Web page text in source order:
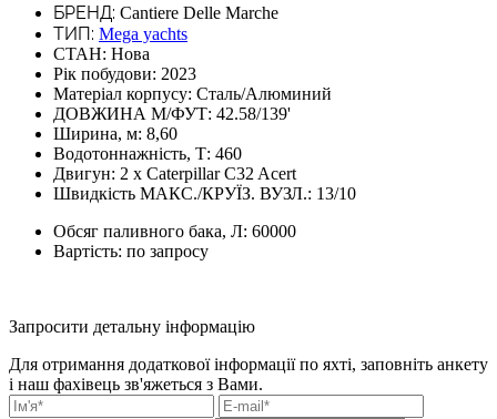
БРЕНД: Cantiere Delle Marche
ТИП: Mega yachts
СТАН: Нова
Рік побудови: 2023
Матеріал корпусу: Сталь/Алюминий
ДОВЖИНА М/ФУТ: 42.58/139'
Ширина, м: 8,60
Водотоннажність, Т: 460
Двигун: 2 x Caterpillar C32 Acert
Швидкість МАКС./КРУЇЗ. ВУЗЛ.: 13/10
Обсяг паливного бака, Л: 60000
Вартість: по запросу
Запросити детальну інформацію
Для отримання додаткової інформації по яхті, заповніть анкету
і наш фахівець зв'яжеться з Вами.